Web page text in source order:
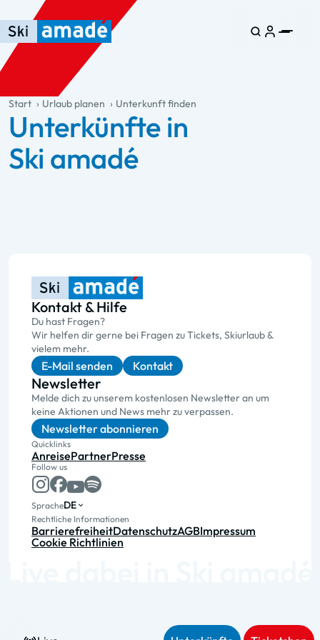
Zum Haupt-Inhalt springen
Springe zur Tabelle
Zur Haupt-Navigation springen
general.table-of-content
Start Urlaub planen Unterkunft finden
Unterkünfte in
Ski amadé
Kontakt & Hilfe
Du hast Fragen?
Wir helfen dir gerne bei Fragen zu Tickets, Skiurlaub &
vielem mehr.
E-Mail senden Kontakt
Newsletter
Melde dich zu unserem kostenlosen Newsletter an um
keine Aktionen und News mehr zu verpassen.
Newsletter abonnieren
Quicklinks
AnreisePartnerPresse
Follow us
SpracheDE
Rechtliche Informationen
BarrierefreiheitDatenschutzAGBImpressum
Cookie Richtlinien